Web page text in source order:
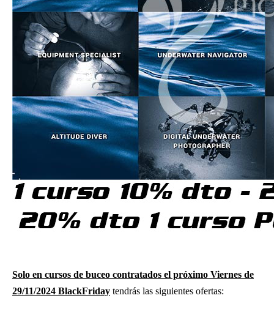
Solo en cursos de buceo contratados el próximo Viernes de
29/11/2024 BlackFriday tendrás las siguientes ofertas: